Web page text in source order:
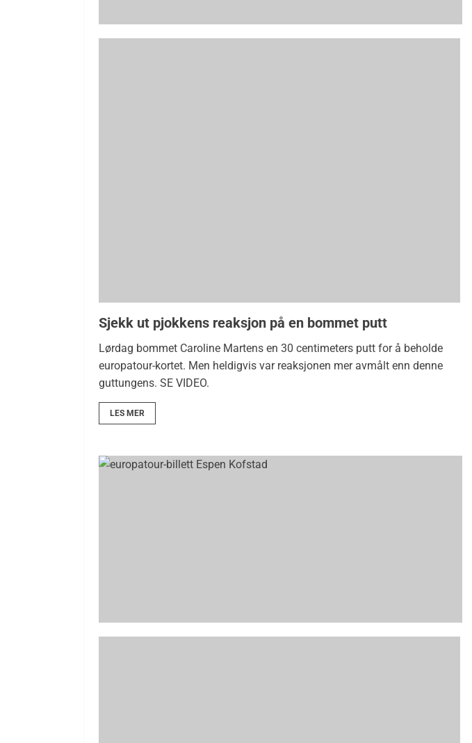
Sjekk ut pjokkens reaksjon på en bommet putt
Lørdag bommet Caroline Martens en 30 centimeters putt for å beholde
europatour-kortet. Men heldigvis var reaksjonen mer avmålt enn denne
guttungens. SE VIDEO.
LES MER